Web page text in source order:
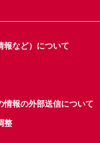
報など）について
情報の外部送信について
整